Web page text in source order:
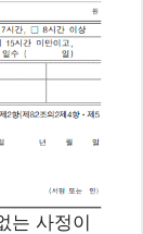
는 사정이